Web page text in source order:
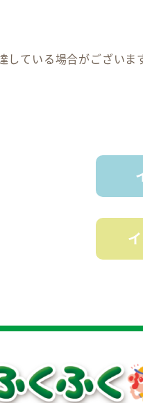
ている場合がございま